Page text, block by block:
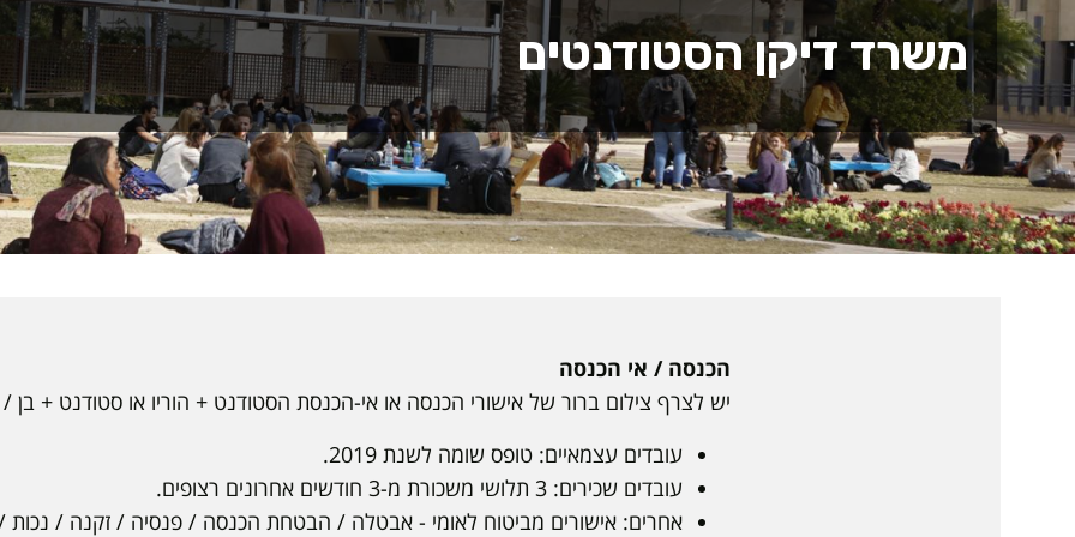
משרד דיקן הסטודנטים
הכנסה / אי הכנסה
יש לצרף צילום ברור של אישורי הכנסה או אי-הכנסת הסטודנט + הוריו או סטודנט + בן
עובדים עצמאיים: טופס שומה לשנת 2019.
עובדים שכירים: 3 תלושי משכורת מ-3 חודשים אחרונים רצופים.
אחרים: אישורים מביטוח לאומי - אבטלה / הבטחת הכנסה / פנסיה / זקנה / נכות